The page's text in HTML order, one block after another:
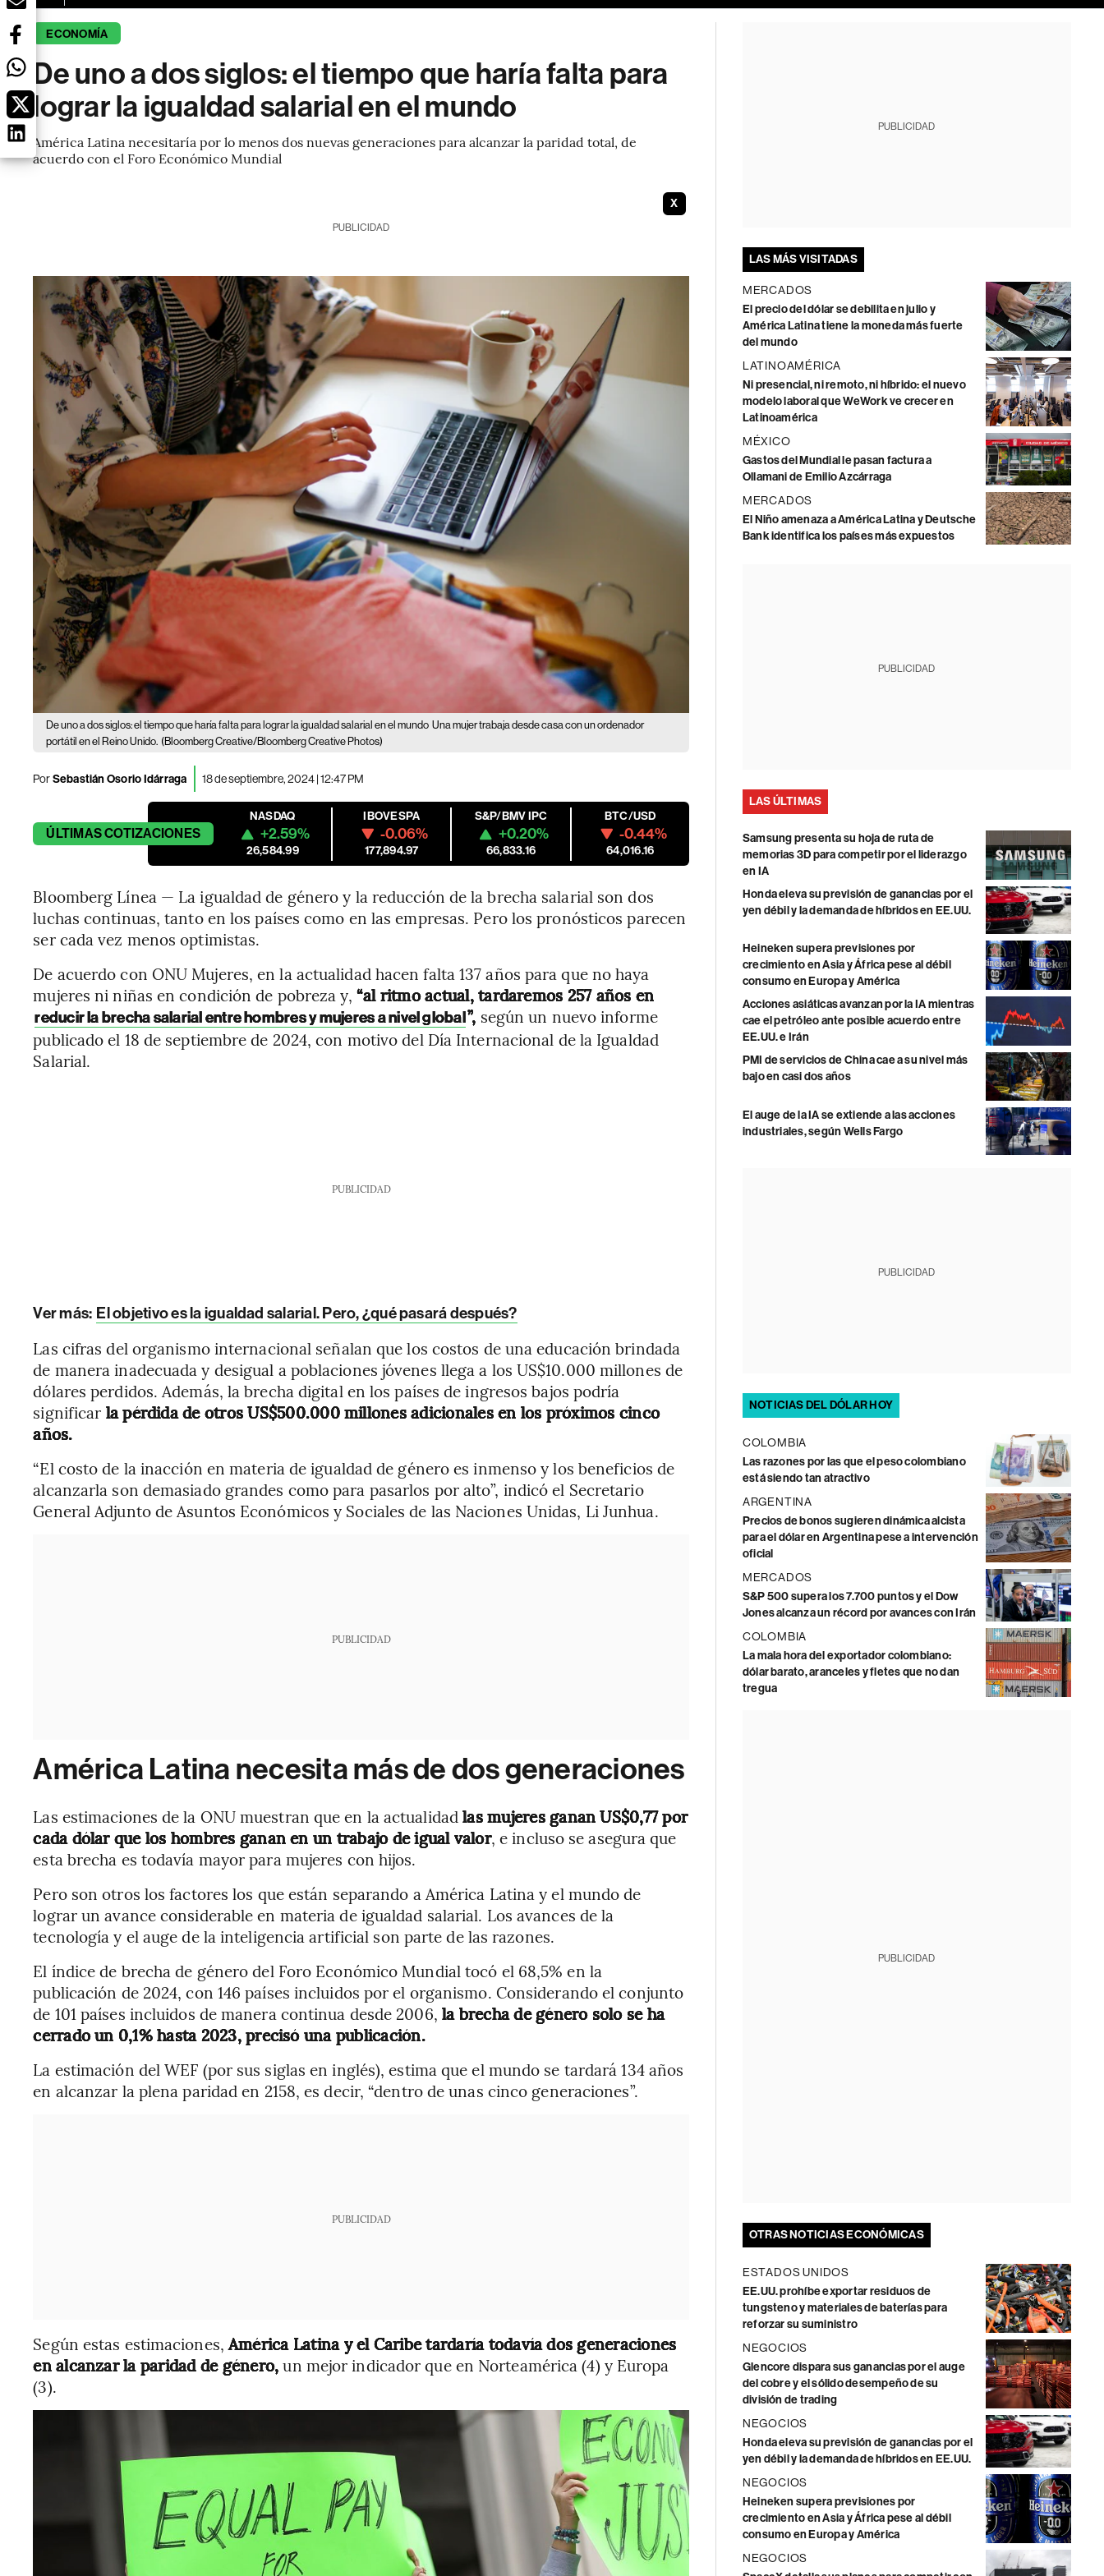
ECONOMÍA
De uno a dos siglos: el tiempo que haría falta para
lograr la igualdad salarial en el mundo
América Latina necesitaría por lo menos dos nuevas generaciones para alcanzar la paridad total, de
acuerdo con el Foro Económico Mundial
X
PUBLICIDAD
De uno a dos siglos: el tiempo que haría falta para lograr la igualdad salarial en el mundo Una mujer trabaja desde casa con un ordenador
portátil en el Reino Unido. (Bloomberg Creative/Bloomberg Creative Photos)
PorSebastián Osorio Idárraga 18 de septiembre, 2024 | 12:47 PM
ÚLTIMASCOTIZACIONES
NASDAQ
+2.59%
26,584.99
IBOVESPA
-0.06%
177,894.97
S&P/BMV IPC
+0.20%
66,833.16
BTC/USD
-0.44%
64,016.16
Bloomberg Línea — La igualdad de género y la reducción de la brecha salarial son dos
luchas continuas, tanto en los países como en las empresas. Pero los pronósticos parecen
ser cada vez menos optimistas.
De acuerdo con ONU Mujeres, en la actualidad hacen falta 137 años para que no haya
mujeres ni niñas en condición de pobreza y, “al ritmo actual, tardaremos 257 años en
reducir la brecha salarial entre hombres y mujeres a nivel global”, según un nuevo informe
publicado el 18 de septiembre de 2024, con motivo del Día Internacional de la Igualdad
Salarial.
PUBLICIDAD
Ver más: El objetivo es la igualdad salarial. Pero, ¿qué pasará después?
Las cifras del organismo internacional señalan que los costos de una educación brindada
de manera inadecuada y desigual a poblaciones jóvenes llega a los US$10.000 millones de
dólares perdidos. Además, la brecha digital en los países de ingresos bajos podría
significar la pérdida de otros US$500.000 millones adicionales en los próximos cinco
años.
“El costo de la inacción en materia de igualdad de género es inmenso y los beneficios de
alcanzarla son demasiado grandes como para pasarlos por alto”, indicó el Secretario
General Adjunto de Asuntos Económicos y Sociales de las Naciones Unidas, Li Junhua.
PUBLICIDAD
América Latina necesita más de dos generaciones
Las estimaciones de la ONU muestran que en la actualidad las mujeres ganan US$0,77 por
cada dólar que los hombres ganan en un trabajo de igual valor, e incluso se asegura que
esta brecha es todavía mayor para mujeres con hijos.
Pero son otros los factores los que están separando a América Latina y el mundo de
lograr un avance considerable en materia de igualdad salarial. Los avances de la
tecnología y el auge de la inteligencia artificial son parte de las razones.
El índice de brecha de género del Foro Económico Mundial tocó el 68,5% en la
publicación de 2024, con 146 países incluidos por el organismo. Considerando el conjunto
de 101 países incluidos de manera continua desde 2006, la brecha de género solo se ha
cerrado un 0,1% hasta 2023, precisó una publicación.
La estimación del WEF (por sus siglas en inglés), estima que el mundo se tardará 134 años
en alcanzar la plena paridad en 2158, es decir, “dentro de unas cinco generaciones”.
PUBLICIDAD
Según estas estimaciones,América Latina y el Caribe tardaría todavía dos generaciones
en alcanzar la paridad de género,un mejor indicador que en Norteamérica (4) y Europa
(3).
PUBLICIDAD
LAS MÁS VISITADAS
MERCADOS
El precio del dólar se debilita en julio y
América Latina tiene la moneda más fuerte
del mundo
LATINOAMÉRICA
Ni presencial, ni remoto, ni híbrido: el nuevo
modelo laboral que WeWork ve crecer en
Latinoamérica
MÉXICO
Gastos del Mundial le pasan factura a
Ollamani de Emilio Azcárraga
MERCADOS
El Niño amenaza a América Latina y Deutsche
Bank identifica los países más expuestos
PUBLICIDAD
LAS ÚLTIMAS
Samsung presenta su hoja de ruta de
memorias 3D para competir por el liderazgo
en IA
Honda eleva su previsión de ganancias por el
yen débil y la demanda de híbridos en EE.UU.
Heineken supera previsiones por
crecimiento en Asia y África pese al débil
consumo en Europa y América
Acciones asiáticas avanzan por la IA mientras
cae el petróleo ante posible acuerdo entre
EE.UU. e Irán
PMI de servicios de China cae a su nivel más
bajo en casi dos años
El auge de la IA se extiende a las acciones
industriales, según Wells Fargo
PUBLICIDAD
NOTICIAS DEL DÓLAR HOY
COLOMBIA
Las razones por las que el peso colombiano
está siendo tan atractivo
ARGENTINA
Precios de bonos sugieren dinámica alcista
para el dólar en Argentina pese a intervención
oficial
MERCADOS
S&P 500 supera los 7.700 puntos y el Dow
Jones alcanza un récord por avances con Irán
COLOMBIA
La mala hora del exportador colombiano:
dólar barato, aranceles y fletes que no dan
tregua
PUBLICIDAD
OTRAS NOTICIAS ECONÓMICAS
ESTADOS UNIDOS
EE.UU. prohíbe exportar residuos de
tungsteno y materiales de baterías para
reforzar su suministro
NEGOCIOS
Glencore dispara sus ganancias por el auge
del cobre y el sólido desempeño de su
división de trading
NEGOCIOS
Honda eleva su previsión de ganancias por el
yen débil y la demanda de híbridos en EE.UU.
NEGOCIOS
Heineken supera previsiones por
crecimiento en Asia y África pese al débil
consumo en Europa y América
NEGOCIOS